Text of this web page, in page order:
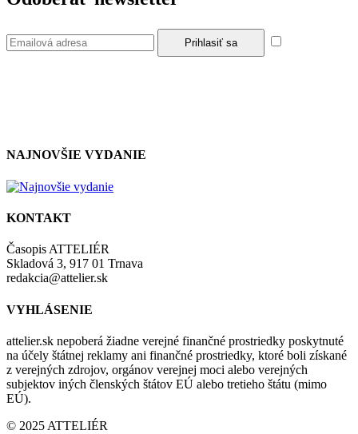
NAJNOVŠIE VYDANIE
KONTAKT
Časopis ATTELIÉR
Skladová 3, 917 01 Trnava
redakcia@attelier.sk
VYHLÁSENIE
attelier.sk nepoberá žiadne verejné finančné prostriedky poskytnuté
na účely štátnej reklamy ani finančné prostriedky, ktoré boli získané
z verejných zdrojov, orgánov verejnej moci alebo verejných
subjektov iných členských štátov EÚ alebo tretieho štátu (mimo
EÚ).
© 2025 ATTELIÉR